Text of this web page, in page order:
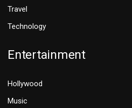
Travel
Technology
Entertainment
Hollywood
Music